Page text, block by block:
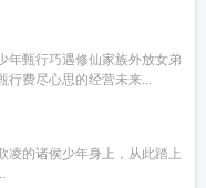
年甄行巧遇修仙家族外放女弟
行费尽心思的经营未来...
凌的诸侯少年身上，从此踏上